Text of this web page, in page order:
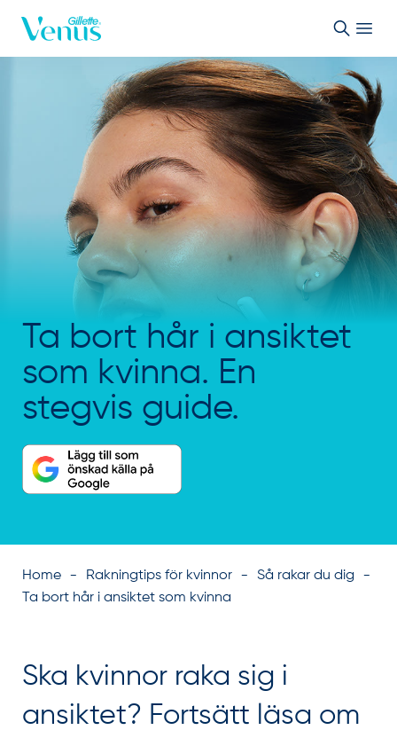
Ta bort hår i ansiktet
som kvinna. En
stegvis guide.
Home Rakningtips för kvinnor
Så rakar du dig
Ta bort hår i ansiktet som kvinna
Ska kvinnor raka sig i
ansiktet? Fortsätt läsa om